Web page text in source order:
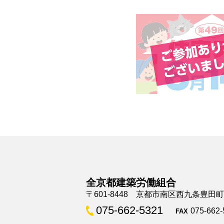
全京都建築労働組合
〒601-8448 京都市南区西九条豊田
075-662-5321 FAX 075-